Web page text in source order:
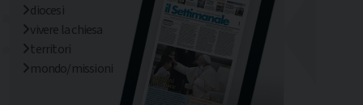
diocesi
vivere la chiesa
territori
mondo/missioni